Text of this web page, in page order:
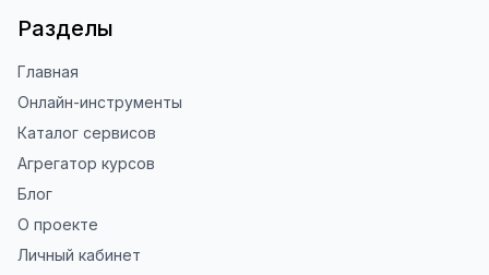
Разделы
Главная
Онлайн-инструменты
Каталог сервисов
Агрегатор курсов
Блог
О проекте
Личный кабинет